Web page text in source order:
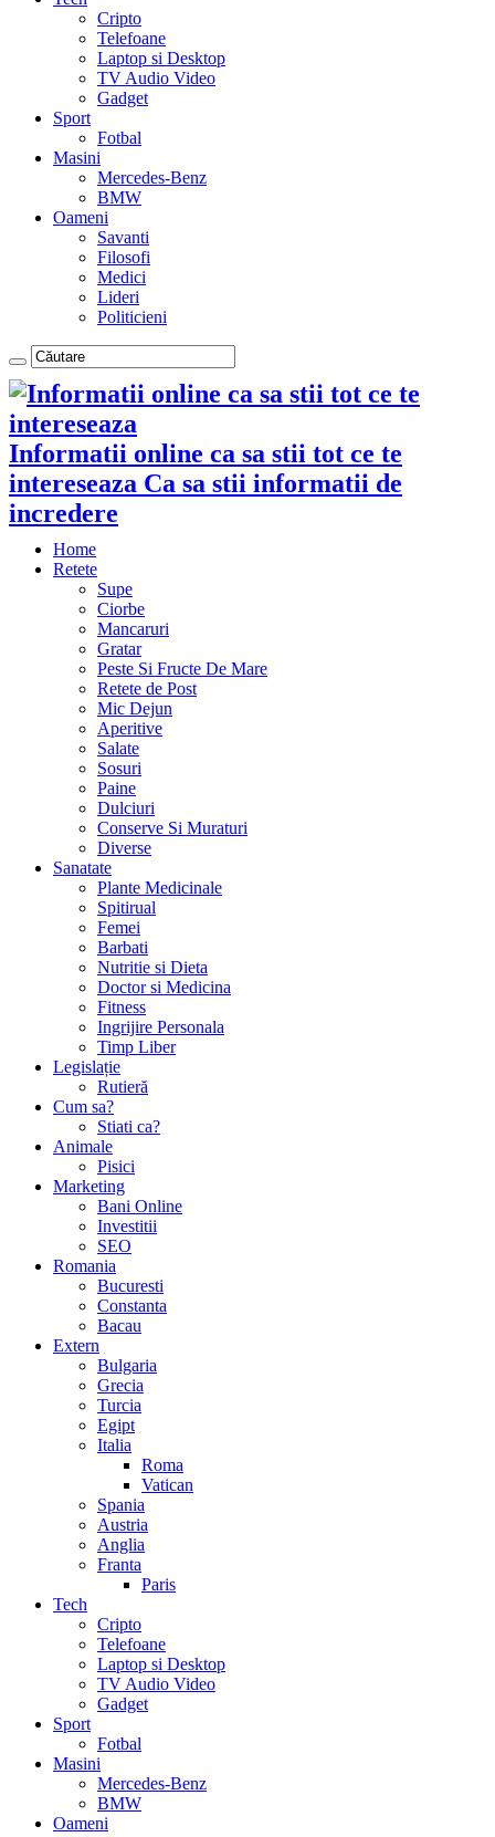
Cripto
Telefoane
Laptop si Desktop
TV Audio Video
Gadget
Sport
Fotbal
Masini
Mercedes-Benz
BMW
Oameni
Savanti
Filosofi
Medici
Lideri
Politicieni
Informatii online ca sa stii tot ce te
intereseaza Ca sa stii informatii de
incredere
Home
Retete
Supe
Ciorbe
Mancaruri
Gratar
Peste Si Fructe De Mare
Retete de Post
Mic Dejun
Aperitive
Salate
Sosuri
Paine
Dulciuri
Conserve Si Muraturi
Diverse
Sanatate
Plante Medicinale
Spitirual
Femei
Barbati
Nutritie si Dieta
Doctor si Medicina
Fitness
Ingrijire Personala
Timp Liber
Legislație
Rutieră
Cum sa?
Stiati ca?
Animale
Pisici
Marketing
Bani Online
Investitii
SEO
Romania
Bucuresti
Constanta
Bacau
Extern
Bulgaria
Grecia
Turcia
Egipt
Italia
Roma
Vatican
Spania
Austria
Anglia
Franta
Paris
Tech
Cripto
Telefoane
Laptop si Desktop
TV Audio Video
Gadget
Sport
Fotbal
Masini
Mercedes-Benz
BMW
Oameni